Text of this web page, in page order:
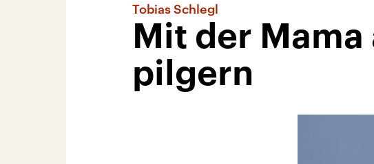
Tobias Schlegl
Mit der
pilgern